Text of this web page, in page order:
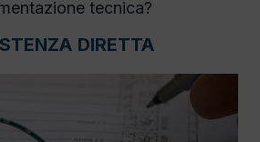
tecnica?
DIRETTA